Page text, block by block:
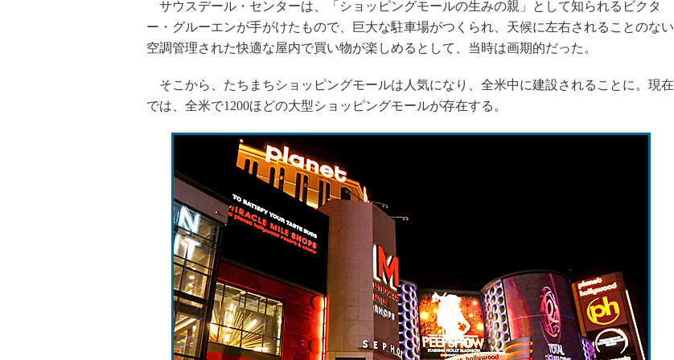
サウスデール・センターは、「ショッピングモールの生みの親」として知られるビクタ
ー・グルーエンが手がけたもので、巨大な駐車場がつくられ、天候に左右されることのない
空調管理された快適な屋内で買い物が楽しめるとして、当時は画期的だった。
そこから、たちまちショッピングモールは人気になり、全米中に建設されることに。現在
では、全米で1200ほどの大型ショッピングモールが存在する。